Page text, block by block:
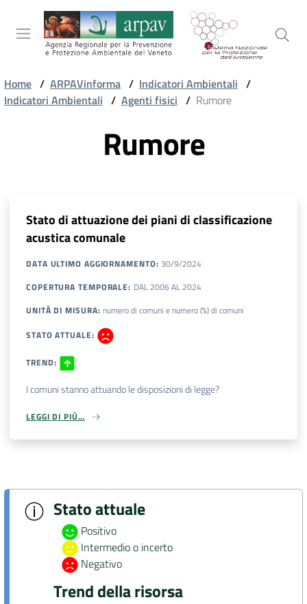
Salta al contenuto
Salta alla navigazione
Salta al footer
ARPAV
TERRITORIO
SERVIZI
DATI
AMBIENTALI
su
Home / ARPAVinforma / Indicatori Ambientali /
Indicatori Ambientali / Agenti fisici / Rumore
Rumore
Stato di attuazione dei piani di classificazione
acustica comunale
DATA ULTIMO AGGIORNAMENTO: 30/9/2024
COPERTURA TEMPORALE: DAL 2006 AL 2024
UNITÀ DI MISURA: numero di comuni e numero (%) di comuni
STATO ATTUALE:
TREND:
I comuni stanno attuando le disposizioni di legge?
LEGGI DI PIÙ…
Stato attuale
Positivo
Intermedio o incerto
Negativo
Trend della risorsa